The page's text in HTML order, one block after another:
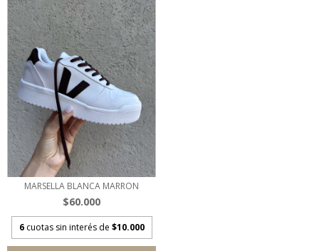
MARSELLA BLANCA MARRON
$60.000
6 cuotas sin interés de $10.000